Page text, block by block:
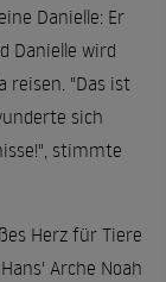
Danielle: Er
Danielle wird
reisen. "Das ist
sich
stimmte
Herz für Tiere
Arche Noah